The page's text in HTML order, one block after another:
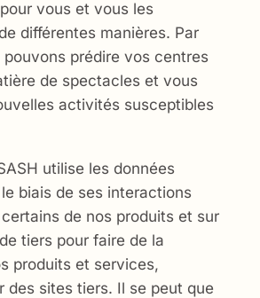
vous et vous les
différentes manières. Par
pouvons prédire vos centres
de spectacles et vous
activités susceptibles
utilise les données
biais de ses interactions
de nos produits et sur
tiers pour faire de la
produits et services,
des sites tiers. Il se peut que